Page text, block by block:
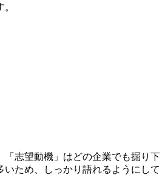
「志望動機」はどの企業でも掘り下
いため、しっかり語れるようにして